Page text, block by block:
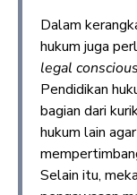
Dalam
hukum juga
legal
Pendidikan
bagian dari
hukum lain
Selain itu,